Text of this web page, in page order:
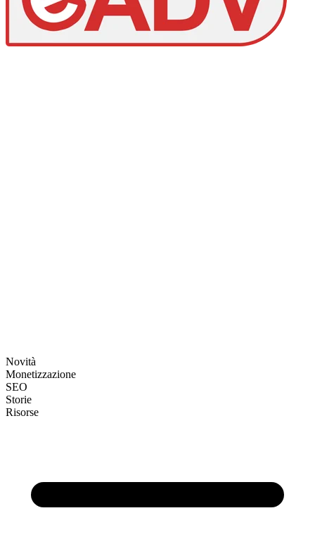
Novità
Monetizzazione
SEO
Storie
Risorse